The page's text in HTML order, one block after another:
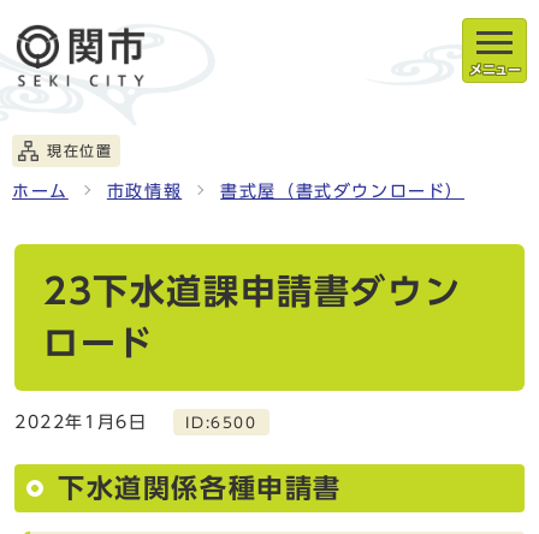
メニュー
現在位置
ホーム 市政情報 書式屋（書式ダウンロード）
23下水道課申請書ダウン
ロード
2022年1月6日 ID:6500
下水道関係各種申請書